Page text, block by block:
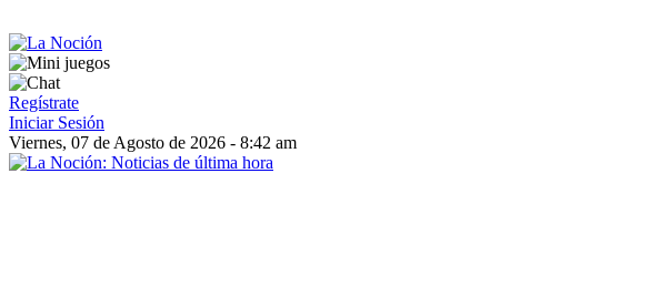
Regístrate
Iniciar Sesión
Viernes, 07 de Agosto de 2026 - 8:42 am